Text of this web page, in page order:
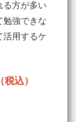
る方が多い
勉強できな
活用するケ
税込）